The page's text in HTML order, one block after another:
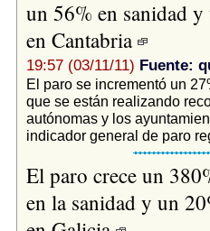
un 56% en sanidad
en Cantabria
19:57 (03/11/11) Fuente:
El paro se incrementó un
que se están realizando
autónomas y los
indicador general de paro
El paro crece un
en la sanidad y un